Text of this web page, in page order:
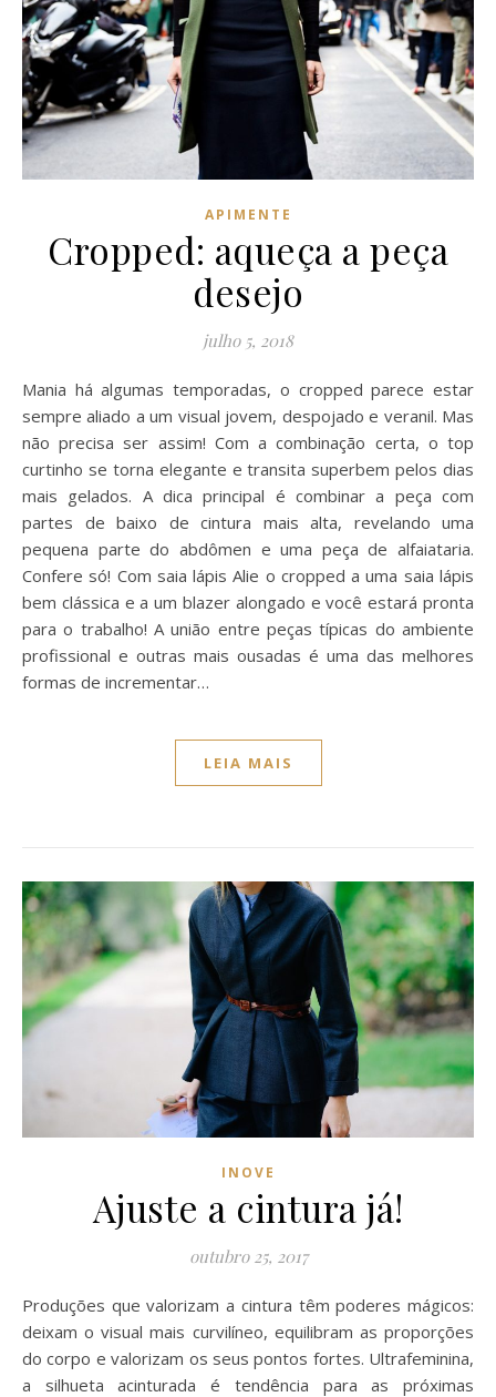
APIMENTE
Cropped: aqueça a peça
desejo
julho 5, 2018
Mania há algumas temporadas, o cropped parece estar
sempre aliado a um visual jovem, despojado e veranil. Mas
não precisa ser assim! Com a combinação certa, o top
curtinho se torna elegante e transita superbem pelos dias
mais gelados. A dica principal é combinar a peça com
partes de baixo de cintura mais alta, revelando uma
pequena parte do abdômen e uma peça de alfaiataria.
Confere só! Com saia lápis Alie o cropped a uma saia lápis
bem clássica e a um blazer alongado e você estará pronta
para o trabalho! A união entre peças típicas do ambiente
profissional e outras mais ousadas é uma das melhores
formas de incrementar…
LEIA MAIS
INOVE
Ajuste a cintura já!
outubro 25, 2017
Produções que valorizam a cintura têm poderes mágicos:
deixam o visual mais curvilíneo, equilibram as proporções
do corpo e valorizam os seus pontos fortes. Ultrafeminina,
a silhueta acinturada é tendência para as próximas